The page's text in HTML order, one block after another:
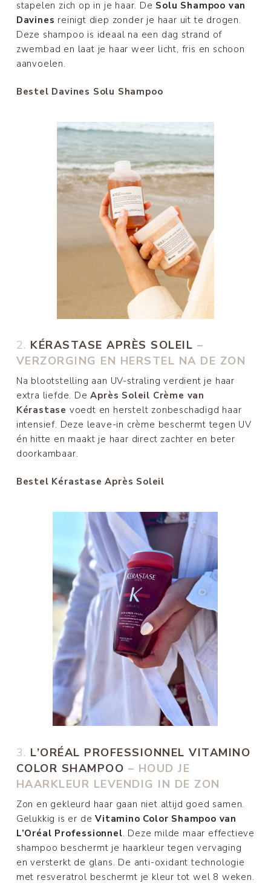
stapelen zich op in je haar. De Solu Shampoo van
Davines reinigt diep zonder je haar uit te drogen.
Deze shampoo is ideaal na een dag strand of
zwembad en laat je haar weer licht, fris en schoon
aanvoelen.
Bestel Davines Solu Shampoo
2. KÉRASTASE APRÈS SOLEIL –
VERZORGING EN HERSTEL NA DE ZON
Na blootstelling aan UV-straling verdient je haar
extra liefde. DeAprès Soleil Crème van
Kérastase voedt en herstelt zonbeschadigd haar
intensief. Deze leave-in crème beschermt tegen UV
én hitte en maakt je haar direct zachter en beter
doorkambaar.
Bestel Kérastase Après Soleil
3. L’ORÉAL PROFESSIONNEL VITAMINO
COLOR SHAMPOO – HOUD JE
HAARKLEUR LEVENDIG IN DE ZON
Zon en gekleurd haar gaan niet altijd goed samen.
Gelukkig is er deVitamino Color Shampoo van
L’Oréal Professionnel. Deze milde maar effectieve
shampoo beschermt je haarkleur tegen vervaging
en versterkt de glans. De anti-oxidant technologie
met resveratrol beschermt je kleur tot wel 8 weken.